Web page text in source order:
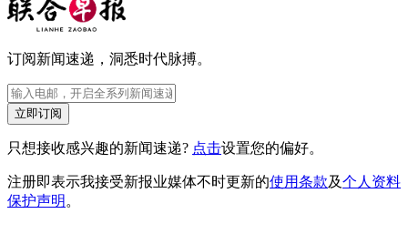
订阅新闻速递，洞悉时代脉搏。
立即订阅
只想接收感兴趣的新闻速递? 点击设置您的偏好。
注册即表示我接受新报业媒体不时更新的使用条款及个人资料
保护声明 。